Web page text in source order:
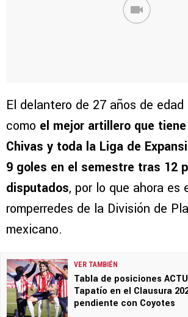
El delantero de 27 años de
como el mejor artillero que
Chivas y toda la Liga de
9 goles en el semestre tras 12
disputados, por lo que ahora es
romperredes de la División de
mexicano.
VER TAMBIÉN
Tabla de posiciones
Tapatío en el Clausura
pendiente con Coyotes